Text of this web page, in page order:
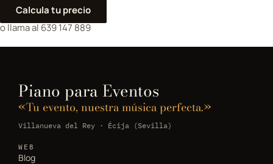
Calcula tu precio
o llama al 639 147 889
Piano para Eventos
«Tu evento, nuestra música perfecta.»
Villanueva del Rey · Écija (Sevilla)
WEB
Blog